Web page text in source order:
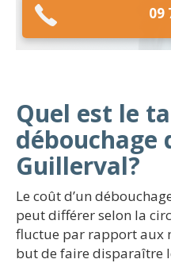
09
Quel est le
débouchage
Guillerval?
Le coût d’un
peut différer selon la
fluctue par rapport aux
but de faire disparaître